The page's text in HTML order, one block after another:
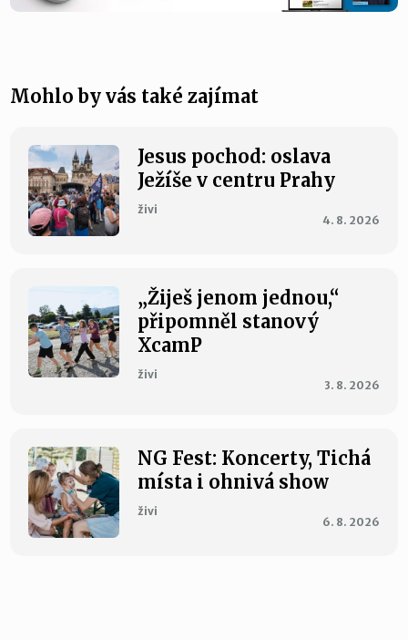
Mohlo by vás také zajímat
Jesus pochod: oslava
Ježíše v centru Prahy
živi
4. 8. 2026
„Žiješ jenom jednou,“
připomněl stanový
XcamP
živi
3. 8. 2026
NG Fest: Koncerty, Tichá
místa i ohnivá show
živi
6. 8. 2026